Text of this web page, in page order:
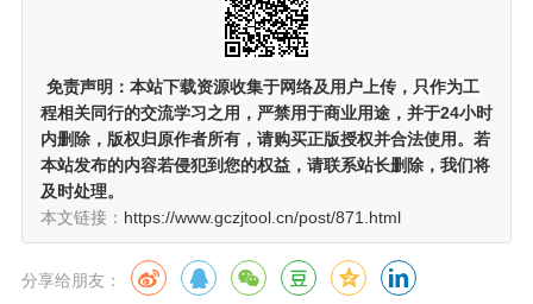
免责声明： 本站下载资源收集于网络及用户上传， 只作为工
程相关同行的交流学习之用 ，严禁用于商业用途，并于24小时
内删除，版权归原作者所有，请购买正版授权并合法使用。若
本站发布的内容若侵犯到您的权益，请联系站长删除，我们将
及时处理。
本文链接： https://www.gczjtool.cn/post/871.html
分享给朋友：